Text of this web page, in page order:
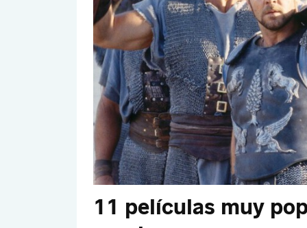
11 películas muy